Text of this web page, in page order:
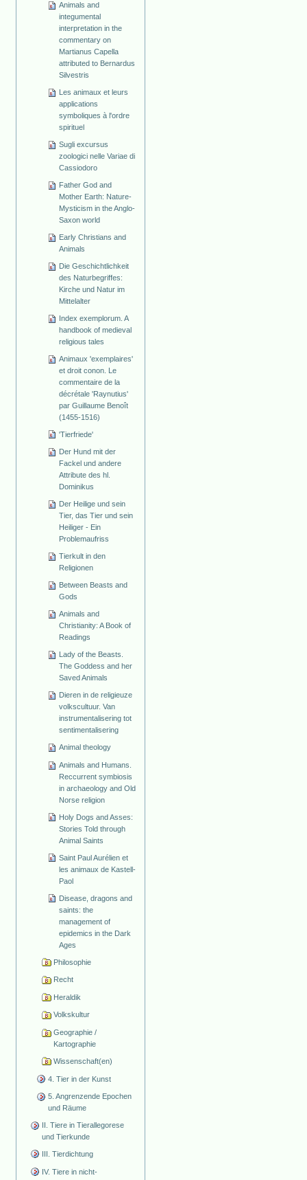
Animals and
integumental
interpretation in the
commentary on
Martianus Capella
attributed to Bernardus
Silvestris
Les animaux et leurs
applications
symboliques à l'ordre
spirituel
Sugli excursus
zoologici nelle Variae di
Cassiodoro
Father God and
Mother Earth: Nature-
Mysticism in the Anglo-
Saxon world
Early Christians and
Animals
Die Geschichtlichkeit
des Naturbegriffes:
Kirche und Natur im
Mittelalter
Index exemplorum. A
handbook of medieval
religious tales
Animaux 'exemplaires'
et droit conon. Le
commentaire de la
décrétale 'Raynutius'
par Guillaume Benoît
(1455-1516)
'Tierfriede'
Der Hund mit der
Fackel und andere
Attribute des hl.
Dominikus
Der Heilige und sein
Tier, das Tier und sein
Heiliger - Ein
Problemaufriss
Tierkult in den
Religionen
Between Beasts and
Gods
Animals and
Christianity: A Book of
Readings
Lady of the Beasts.
The Goddess and her
Saved Animals
Dieren in de religieuze
volkscultuur. Van
instrumentalisering tot
sentimentalisering
Animal theology
Animals and Humans.
Reccurrent symbiosis
in archaeology and Old
Norse religion
Holy Dogs and Asses:
Stories Told through
Animal Saints
Saint Paul Aurélien et
les animaux de Kastell-
Paol
Disease, dragons and
saints: the
management of
epidemics in the Dark
Ages
Philosophie
Recht
Heraldik
Volkskultur
Geographie /
Kartographie
Wissenschaft(en)
4. Tier in der Kunst
5. Angrenzende Epochen
und Räume
II. Tiere in Tierallegorese
und Tierkunde
III. Tierdichtung
IV. Tiere in nicht-